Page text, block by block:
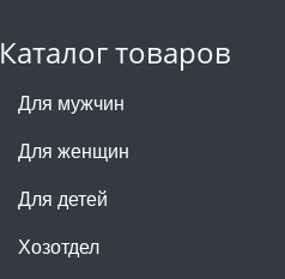
Каталог товаров
Для мужчин
Для женщин
Для детей
Хозотдел